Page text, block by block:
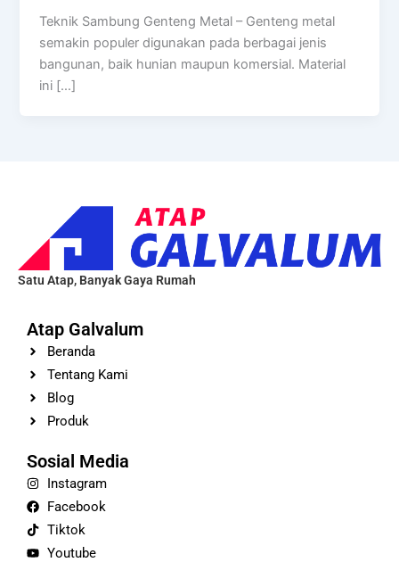
Teknik Sambung Genteng Metal – Genteng metal
semakin populer digunakan pada berbagai jenis
bangunan, baik hunian maupun komersial. Material
ini […]
Satu Atap, Banyak Gaya Rumah
Atap Galvalum
Beranda
Tentang Kami
Blog
Produk
Sosial Media
Instagram
Facebook
Tiktok
Youtube